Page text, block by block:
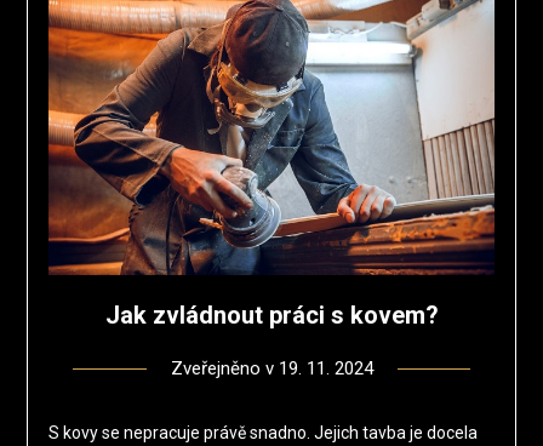
Jak zvládnout práci s kovem?
Zveřejněno v 19. 11. 2024
S kovy se nepracuje právě snadno. Jejich tavba je docela